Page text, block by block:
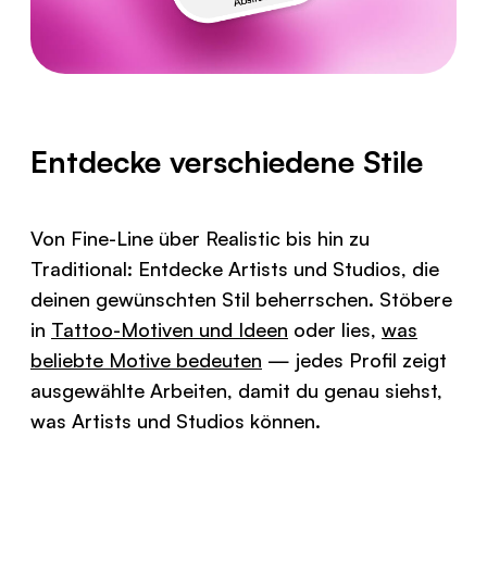
Entdecke verschiedene Stile
Von Fine-Line über Realistic bis hin zu
Traditional: Entdecke Artists und Studios, die
deinen gewünschten Stil beherrschen. Stöbere
in Tattoo-Motiven und Ideen oder lies, was
beliebte Motive bedeuten — jedes Profil zeigt
ausgewählte Arbeiten, damit du genau siehst,
was Artists und Studios können.